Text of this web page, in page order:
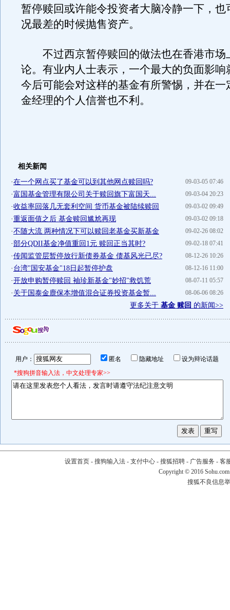
暂停赎回或许能令投资者大脑冷静一下，也
况最差的时候抛售资产。
不过西京暂停赎回的做法也在香港市场
论。有业内人士表示，一个最大的负面影响
今后可能会对这样的基金有所警惕，并在一
金经理的个人信誉也不利。
相关新闻
09-03-05 07:46
·在一个网点买了基金可以到其他网点赎回吗?
09-03-04 20:23
·富国基金管理有限公司关于赎回旗下富国天...
09-03-02 09:49
·收益率回落几无套利空间 货币基金被陆续赎回
09-03-02 09:18
·重返面值之后 基金赎回尴尬再现
09-02-26 08:02
·不随大流 两种情况下可以赎回老基金买新基金
09-02-18 07:41
·部分QDII基金净值重回1元 赎回正当其时?
08-12-26 10:26
·传闻监管层暂停放行新债券基金 债基风光已尽?
08-12-16 11:00
·台湾"国安基金"18日起暂停护盘
08-07-11 05:57
·开放申购暂停赎回 袖珍新基金"妙招"救饥荒
08-06-06 08:26
·关于国泰金鹿保本增值混合证券投资基金暂...
更多关于 基金 赎回 的新闻>>
用户： 匿名 隐藏地址
设为辩论话题
*搜狗拼音输入法，中文处理专家>>
设置首页- 搜狗输入法- 支付中心- 搜狐招聘- 广告服务 - 客
Copyright © 2016
搜狐不良信息